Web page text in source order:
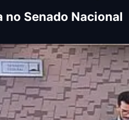
no Senado Nacional